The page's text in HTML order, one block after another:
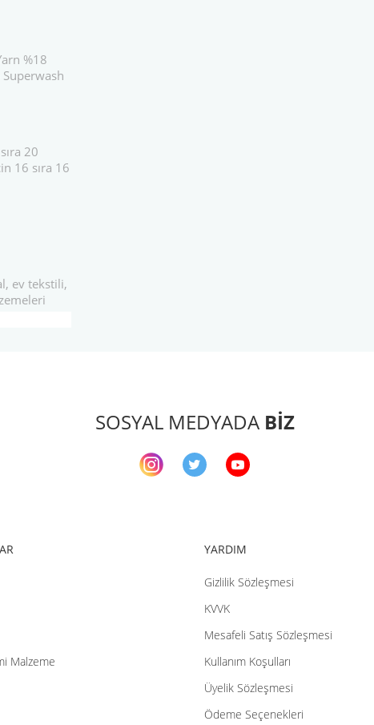
%18
20
16 sıra 16
ev tekstili,
Ürün açıklamasında eksik bilgiler bulunuyor.
Ürün bilgilerinde hatalar bulunuyor.
SOSYAL MEDYADA BİZ
Malzeme
YARDIM
Gizlilik Sözleşmesi
KVVK
Mesafeli Satış Sözleşmesi
Kullanım Koşulları
Üyelik Sözleşmesi
Ödeme Seçenekleri